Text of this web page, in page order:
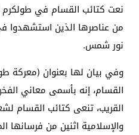
من عناصرها الذين استشهدوا
نور شمس.
وفي بيان لها بعنوان (معركة
القسام، إنه بأسمى معاني الفخر
القريب، تنعى كتائب القسام
والإسلامية اثنين من فرسانها